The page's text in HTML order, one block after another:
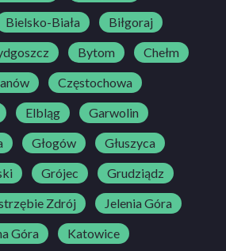
Bielsko-Biała
Biłgoraj
Bytom
Chełm
Częstochowa
Elbląg
Garwolin
Głogów
Głuszyca
Grójec
Grudziądz
Zdrój
Jelenia Góra
Góra
Katowice